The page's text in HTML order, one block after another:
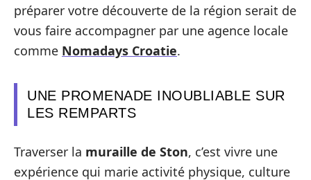
préparer votre découverte de la région serait de
vous faire accompagner par une agence locale
comme Nomadays Croatie.
UNE PROMENADE INOUBLIABLE SUR
LES REMPARTS
Traverser la muraille de Ston, c’est vivre une
expérience qui marie activité physique, culture